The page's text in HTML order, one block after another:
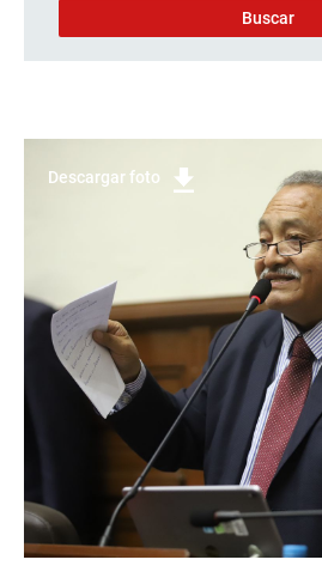
Descargar foto